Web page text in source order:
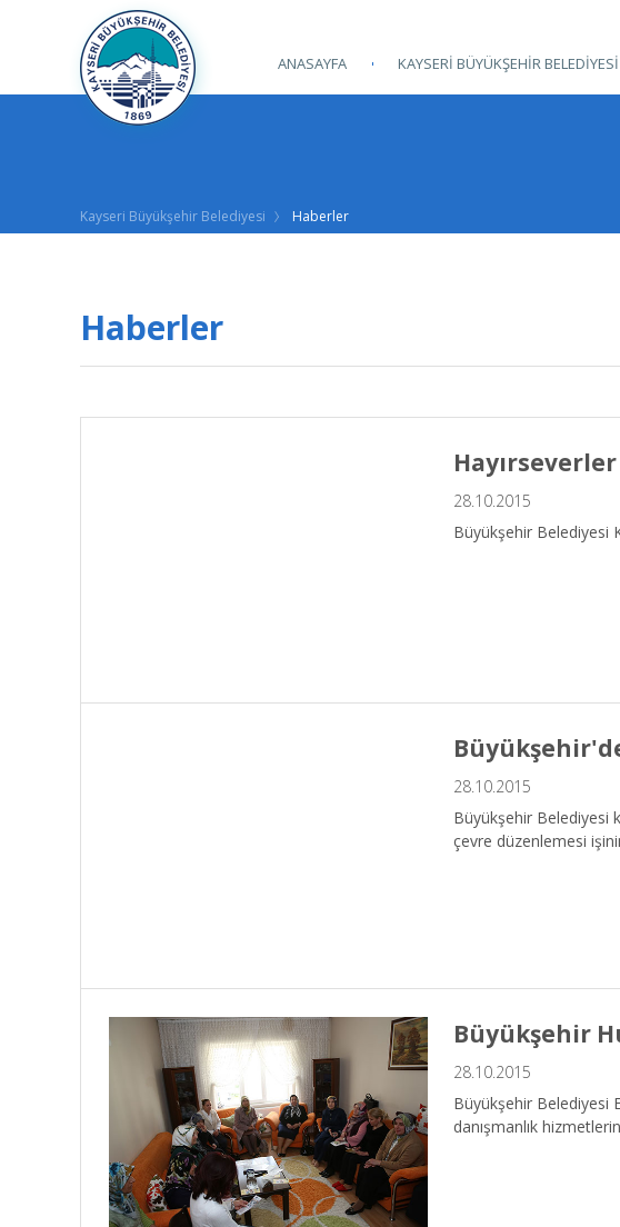
ANASAYFA KAYSERİ BÜYÜKŞEHİR BELEDİYESİ
Kayseri Büyükşehir Belediyesi Haberler
Haberler
28.10.2015
Büyükşehir Belediyesi
28.10.2015
Büyükşehir Belediyesi
çevre düzenlemesi
Büyükşehir
28.10.2015
Büyükşehir Belediyesi
danışmanlık